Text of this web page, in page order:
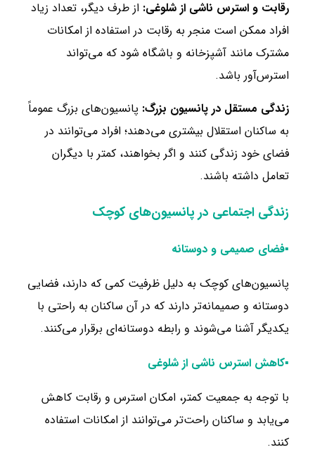
رقابت و استرس ناشی از شلوغی: از طرف دیگر، تعداد زیاد
افراد ممکن است منجر به رقابت در استفاده از امکانات
مشترک مانند آشپزخانه و باشگاه شود که می‌تواند
استرس‌آور باشد.
زندگی مستقل در پانسیون بزرگ: پانسیون‌های بزرگ عموماً
به ساکنان استقلال بیشتری می‌دهند؛ افراد می‌توانند در
فضای خود زندگی کنند و اگر بخواهند، کمتر با دیگران
تعامل داشته باشند.
زندگی اجتماعی در پانسیون‌های کوچک
▪فضای صمیمی و دوستانه
پانسیون‌های کوچک به دلیل ظرفیت کمی که دارند، فضایی
دوستانه و صمیمانه‌تر دارند که در آن ساکنان به راحتی با
یکدیگر آشنا می‌شوند و رابطه دوستانه‌ای برقرار می‌کنند.
▪کاهش استرس ناشی از شلوغی
با توجه به جمعیت کمتر، امکان استرس و رقابت کاهش
می‌یابد و ساکنان راحت‌تر می‌توانند از امکانات استفاده
کنند.